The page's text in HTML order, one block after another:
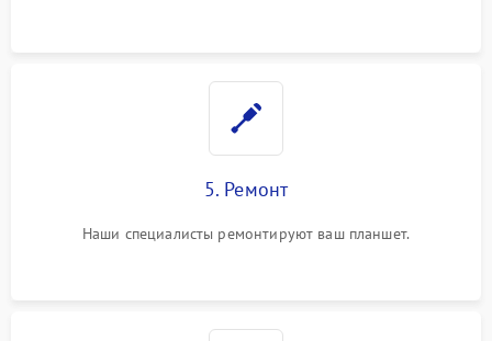
5. Ремонт
Наши специалисты ремонтируют ваш планшет.